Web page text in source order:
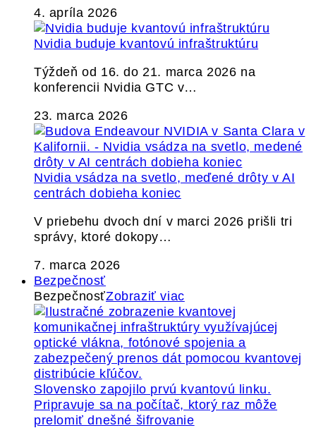
4. apríla 2026
Nvidia buduje kvantovú infraštruktúru
Týždeň od 16. do 21. marca 2026 na
konferencii Nvidia GTC v…
23. marca 2026
Nvidia vsádza na svetlo, meďené drôty v AI
centrách dobieha koniec
V priebehu dvoch dní v marci 2026 prišli tri
správy, ktoré dokopy…
7. marca 2026
Bezpečnosť
BezpečnosťZobraziť viac
Slovensko zapojilo prvú kvantovú linku.
Pripravuje sa na počítač, ktorý raz môže
prelomiť dnešné šifrovanie